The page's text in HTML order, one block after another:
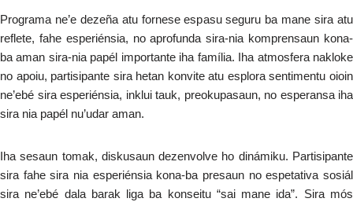
Programa ne’e dezeña atu fornese espasu seguru ba mane sira atu
reflete, fahe esperiénsia, no aprofunda sira-nia komprensaun kona-
ba aman sira-nia papél importante iha família. Iha atmosfera nakloke
no apoiu, partisipante sira hetan konvite atu esplora sentimentu oioin
ne’ebé sira esperiénsia, inklui tauk, preokupasaun, no esperansa iha
sira nia papél nu’udar aman.
Iha sesaun tomak, diskusaun dezenvolve ho dinámiku. Partisipante
sira fahe sira nia esperiénsia kona-ba presaun no espetativa sosiál
sira ne’ebé dala barak liga ba konseitu “sai mane ida”. Sira mós